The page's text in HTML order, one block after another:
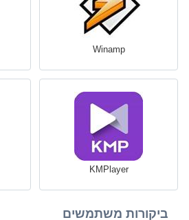
Winamp
KMPlayer
ביקורות משתמשים